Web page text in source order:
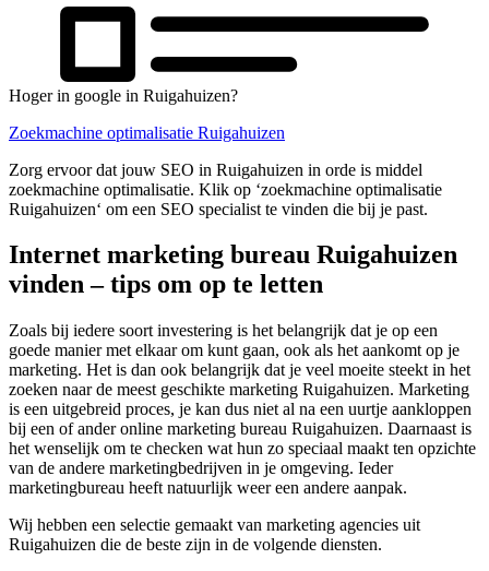
Hoger in google in Ruigahuizen?
Zoekmachine optimalisatie Ruigahuizen
Zorg ervoor dat jouw SEO in Ruigahuizen in orde is middel
zoekmachine optimalisatie. Klik op ‘zoekmachine optimalisatie
Ruigahuizen‘ om een SEO specialist te vinden die bij je past.
Internet marketing bureau Ruigahuizen
vinden – tips om op te letten
Zoals bij iedere soort investering is het belangrijk dat je op een
goede manier met elkaar om kunt gaan, ook als het aankomt op je
marketing. Het is dan ook belangrijk dat je veel moeite steekt in het
zoeken naar de meest geschikte marketing Ruigahuizen. Marketing
is een uitgebreid proces, je kan dus niet al na een uurtje aankloppen
bij een of ander online marketing bureau Ruigahuizen. Daarnaast is
het wenselijk om te checken wat hun zo speciaal maakt ten opzichte
van de andere marketingbedrijven in je omgeving. Ieder
marketingbureau heeft natuurlijk weer een andere aanpak.
Wij hebben een selectie gemaakt van marketing agencies uit
Ruigahuizen die de beste zijn in de volgende diensten.